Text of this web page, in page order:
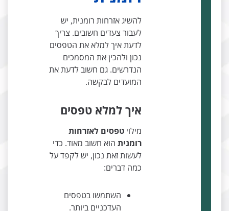
להשיג אזרחות רומנית, יש
לעבור צעדים חשובים. צריך
לדעת איך למלא את הטפסים
נכון ולהכין את המסמכים
הנדרשים. גם חשוב לדעת את
המועדים לבקשה.
איך למלא טפסים
טפסים לאזרחות
רומניתהוא חשוב מאוד. כדי
לעשות זאת נכון, יש לקפד על
כמה דברים:
השתמשו בטפסים
העדכניים ביותר.